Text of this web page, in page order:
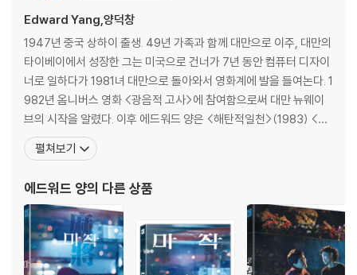
Edward Yang,양덕창
1947년 중국 상하이 출생. 49년 가족과 함께 대만으로 이주, 대만의
타이베이에서 성장한 그는 미국으로 건너가 7년 동안 컴퓨터 디자이
너로 일하다가 1981녀 대만으로 돌아와서 영화계에 발을 들여논다. 1
982년 옴니버스 영화 <광음적 고사>에 참여함으로써 대만 뉴웨이
브의 시작을 알렸다. 이후 에드워드 양은 <해탄적일천>(1983) <타
이베이 스토리>(1985) <공포분자>(1986) <고령가 소년살인사건
>(1991) <독립시대>(1994) <마종>(1996) <하나 그리고 둘>(2
영화제 등을 휩쓴 그의
펼쳐보기
에드워드 양의 다른 상품